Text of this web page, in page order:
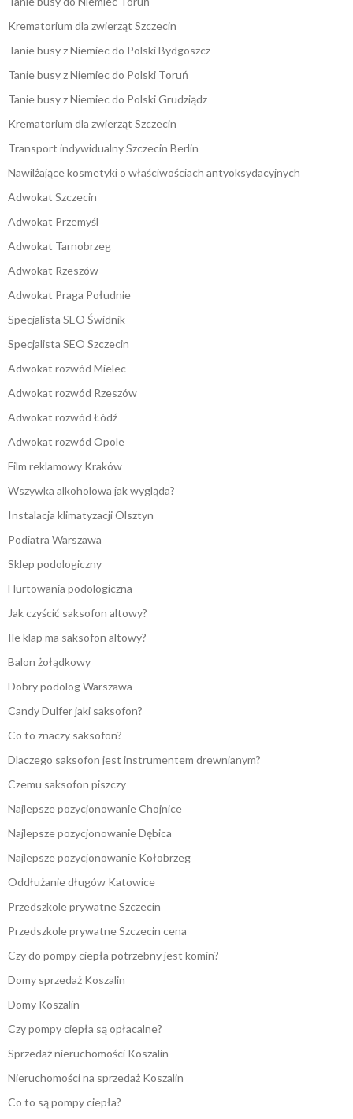
Krematorium dla zwierząt Szczecin
Tanie busy z Niemiec do Polski Bydgoszcz
Tanie busy z Niemiec do Polski Toruń
Tanie busy z Niemiec do Polski Grudziądz
Krematorium dla zwierząt Szczecin
Transport indywidualny Szczecin Berlin
Nawilżające kosmetyki o właściwościach antyoksydacyjnych
Adwokat Szczecin
Adwokat Przemyśl
Adwokat Tarnobrzeg
Adwokat Rzeszów
Adwokat Praga Południe
Specjalista SEO Świdnik
Specjalista SEO Szczecin
Adwokat rozwód Mielec
Adwokat rozwód Rzeszów
Adwokat rozwód Łódź
Adwokat rozwód Opole
Film reklamowy Kraków
Wszywka alkoholowa jak wygląda?
Instalacja klimatyzacji Olsztyn
Podiatra Warszawa
Sklep podologiczny
Hurtowania podologiczna
Jak czyścić saksofon altowy?
Ile klap ma saksofon altowy?
Balon żołądkowy
Dobry podolog Warszawa
Candy Dulfer jaki saksofon?
Co to znaczy saksofon?
Dlaczego saksofon jest instrumentem drewnianym?
Czemu saksofon piszczy
Najlepsze pozycjonowanie Chojnice
Najlepsze pozycjonowanie Dębica
Najlepsze pozycjonowanie Kołobrzeg
Oddłużanie długów Katowice
Przedszkole prywatne Szczecin
Przedszkole prywatne Szczecin cena
Czy do pompy ciepła potrzebny jest komin?
Domy sprzedaż Koszalin
Domy Koszalin
Czy pompy ciepła są opłacalne?
Sprzedaż nieruchomości Koszalin
Nieruchomości na sprzedaż Koszalin
Co to są pompy ciepła?